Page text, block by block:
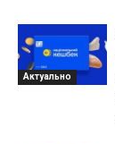
Актуально